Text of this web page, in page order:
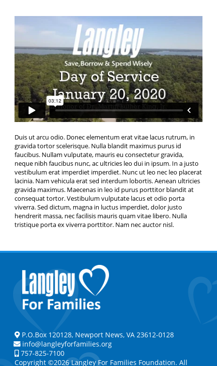
Duis ut arcu odio. Donec elementum erat vitae lacus rutrum, in
gravida tortor scelerisque. Nulla blandit maximus purus id
faucibus. Nullam vulputate, mauris eu consectetur gravida,
neque nibh faucibus nunc, ac ultricies leo dui in ipsum. In a justo
vestibulum erat imperdiet imperdiet. Nunc ut leo nec leo placerat
lacinia. Nam vehicula erat sed interdum lobortis. Aenean ultricies
gravida maximus. Maecenas in leo id purus porttitor blandit at
consequat tortor. Vestibulum vulputate lacus et odio porta
viverra. Sed dictum, magna in luctus imperdiet, dolor justo
hendrerit massa, nec facilisis mauris quam vitae libero. Nulla
tristique porta ex viverra porttitor. Nam nec auctor nisl.
P.O.Box 120128, Newport News, VA 23612-0128
info@langleyforfamilies.org
757-825-7100
Copyright ©2026 Langley For Families Foundation. All